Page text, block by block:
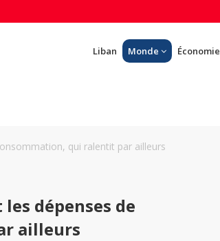
Liban Monde Économie
qui ralentit par ailleurs
dépenses de
ailleurs